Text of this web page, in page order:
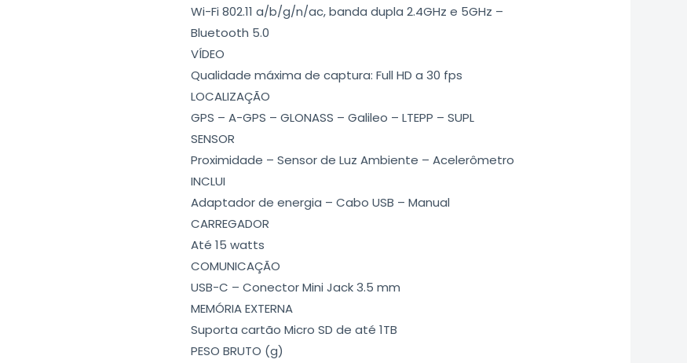
Wi-Fi 802.11 a/b/g/n/ac, banda dupla 2.4GHz e 5GHz –
Bluetooth 5.0
VÍDEO
Qualidade máxima de captura: Full HD a 30 fps
LOCALIZAÇÃO
GPS – A-GPS – GLONASS – Galileo – LTEPP – SUPL
SENSOR
Proximidade – Sensor de Luz Ambiente – Acelerômetro
INCLUI
Adaptador de energia – Cabo USB – Manual
CARREGADOR
Até 15 watts
COMUNICAÇÃO
USB-C – Conector Mini Jack 3.5 mm
MEMÓRIA EXTERNA
Suporta cartão Micro SD de até 1TB
PESO BRUTO (g)